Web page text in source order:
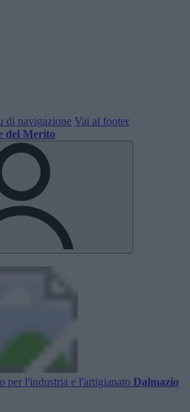
di navigazione Vai al footer
del Merito
per l'industria e l'artigianato Dalmazio